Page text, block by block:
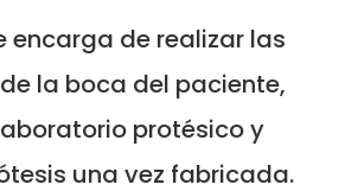
encarga de realizar las
la boca del paciente,
protésico y
una vez fabricada.